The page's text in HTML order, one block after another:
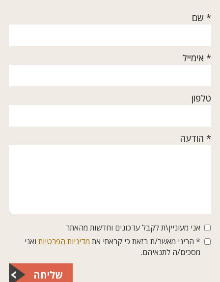
* שם
* אימייל
טלפון
* הודעה
אני מעוניין\ת לקבל עדכונים וחדשות מהאתר
* הריני מאשר/ת בזאת כי קראתי את מדיניות הפרטיות ואני
מסכים/ה לתנאיהם.
שליחה